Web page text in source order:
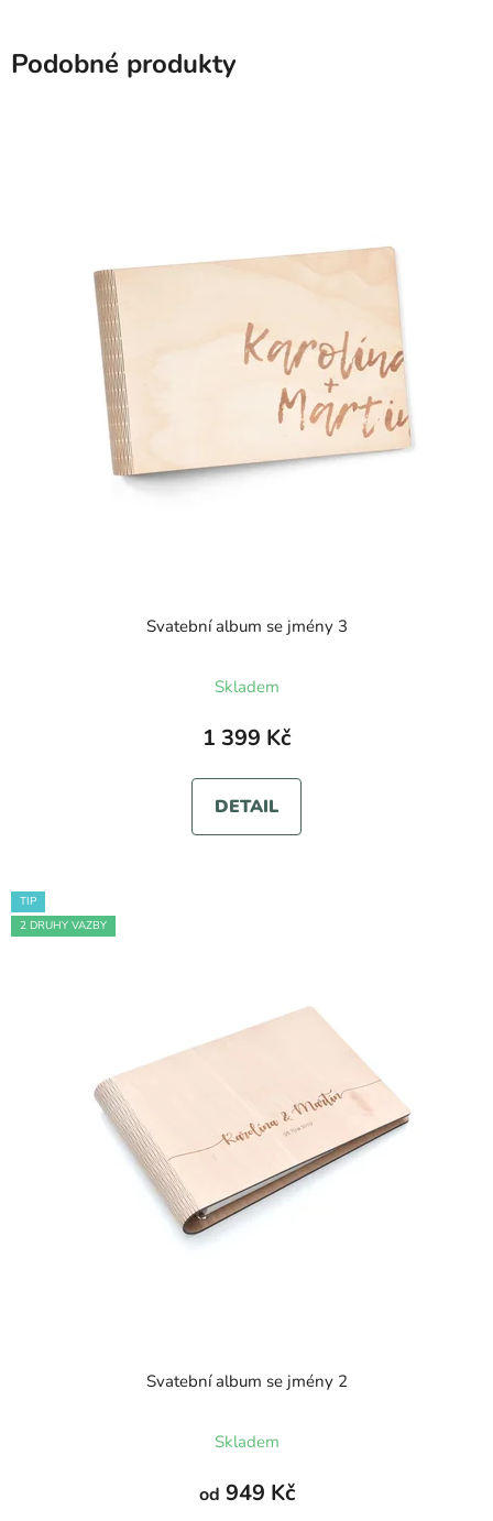
Podobné produkty
Svatební album se jmény 3
hodnocení
produktu
je
5,0
z
5
Skladem
1 399 Kč
DETAIL
TIP
2 DRUHY VAZBY
Svatební album se jmény 2
hodnocení
produktu
je
Skladem
od 949 Kč